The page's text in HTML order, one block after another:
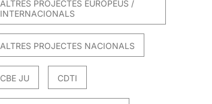
ALTRES PROJECTES EUROPEUS /
INTERNACIONALS
ALTRES PROJECTES NACIONALS
CBE JU CDTI